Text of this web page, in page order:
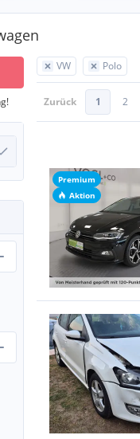
VW Polo
Zurück 1 2
Premium
Aktion